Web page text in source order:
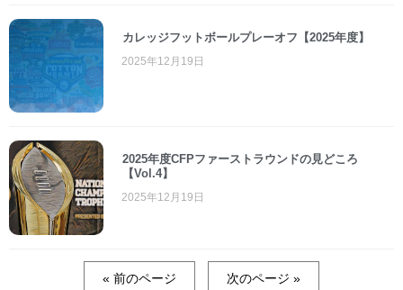
カレッジフットボールプレーオフ【2025年度】
2025年12月19日
2025年度CFPファーストラウンドの見どころ
【Vol.4】
2025年12月19日
« 前のページ 次のページ »